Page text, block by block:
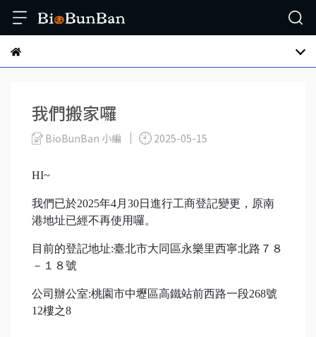
我們搬家囉
BioBunBan 小編 2025-05-15
HI~
我們已於2025年4月30日進行工商登記變更，原南
港地址已經不再使用囉。
目前的登記地址:臺北市大同區永樂里西寧北路７８
－１８號
公司辦公室:桃園市中壢區高鐵站前西路一段268號
12樓之8